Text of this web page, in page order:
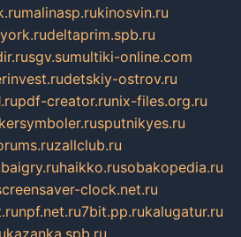
malinasp.rukinosvin.ru
deltaprim.spb.ru
sgv.sumultiki-online.com
detskiy-ostrov.ru
pdf-creator.runix-files.org.ru
sputnikyes.ru
zallclub.ru
haikko.rusobakopedia.ru
clock.net.ru
npf.net.ru7bit.pp.rukalugatur.ru
kazanka.spb.ru